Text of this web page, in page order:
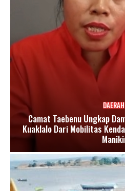
DAERAH
Camat Taebenu Ungkap
Kuaklalo Dari Mobilitas